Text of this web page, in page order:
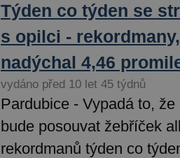
Týden co týden se
s opilci -
nadýchal 4,46
vydáno před 10 let 45 týdnů
Pardubice - Vypadá to,
bude posouvat žebříček
rekordmanů týden co